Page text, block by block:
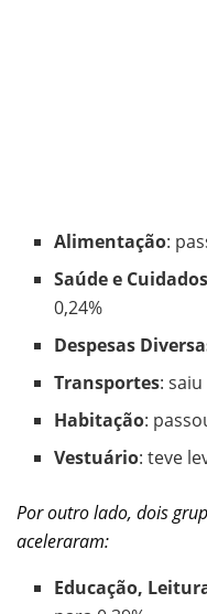
Alimentação:
Saúde e
0,24%
Despesas
Transportes:
Habitação:
Vestuário: teve
Por outro lado, dois
aceleraram:
Educação,